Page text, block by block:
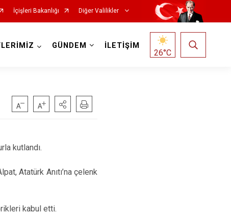
İçişleri Bakanlığı Diğer Valilikler
GÜNDEM İLETİŞİM
26°C
kutlandı.
Atatürk Anıtı’na çelenk
kabul etti.